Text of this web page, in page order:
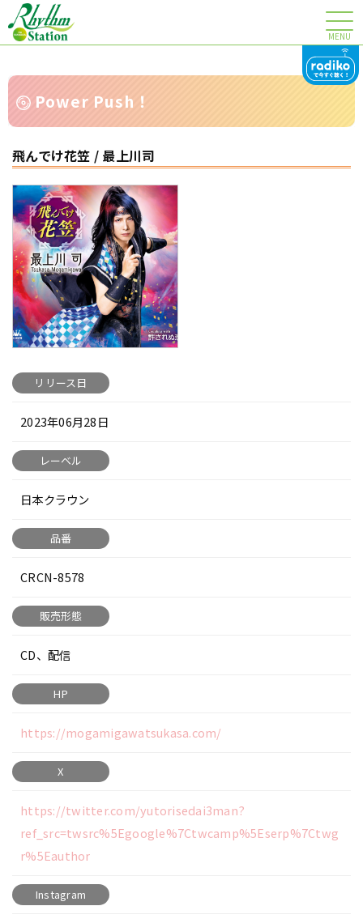
MENU
Power Push！
飛んでけ花笠 / 最上川司
リリース日
2023年06月28日
レーベル
日本クラウン
品番
CRCN-8578
販売形態
CD、配信
HP
https://mogamigawatsukasa.com/
X
https://twitter.com/yutorisedai3man?
ref_src=twsrc%5Egoogle%7Ctwcamp%5Eserp%7Ctwg
r%5Eauthor
Instagram